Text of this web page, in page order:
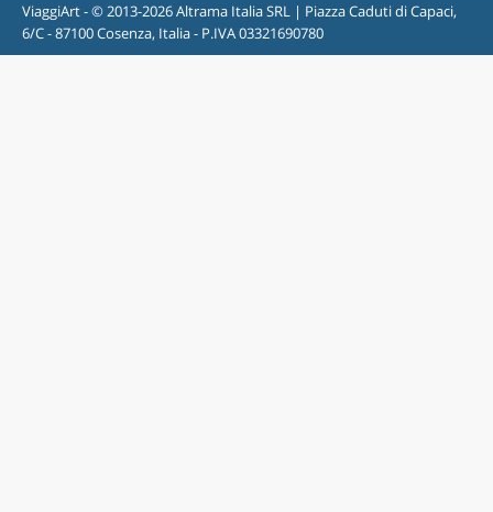
ViaggiArt - © 2013-2026 Altrama Italia SRL | Piazza Caduti di Capaci,
6/C - 87100 Cosenza, Italia - P.IVA 03321690780